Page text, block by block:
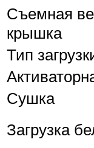
Съемная
крышка
Тип
Сушка
Загрузка